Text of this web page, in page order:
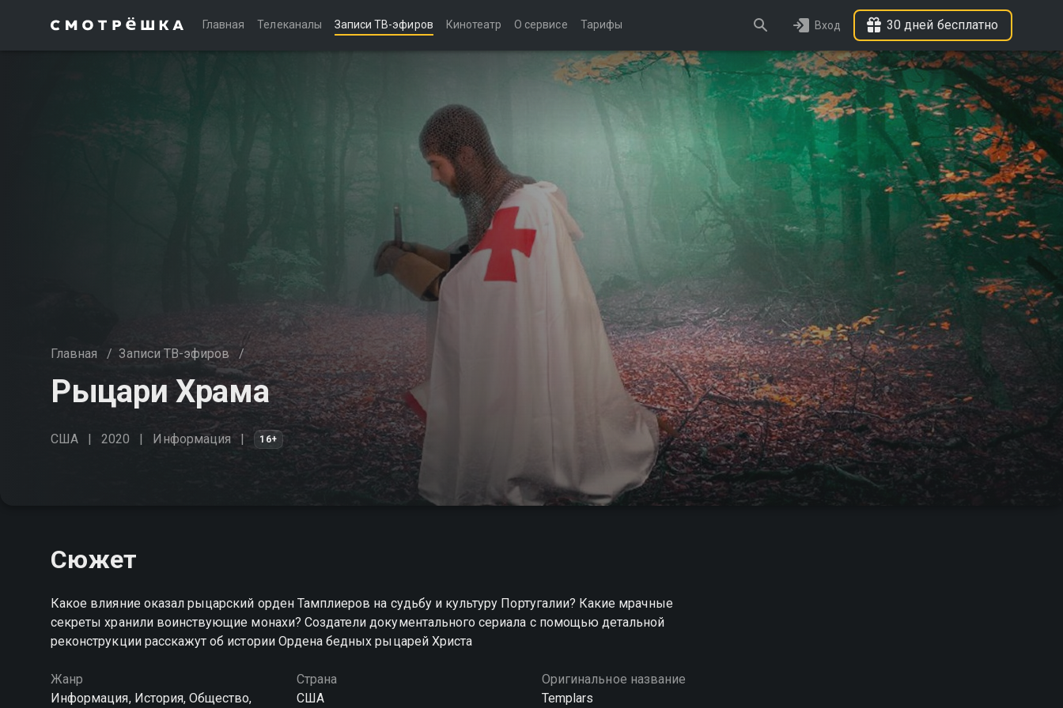
Главная Телеканалы Записи ТВ-эфиров Кинотеатр О сервисе Тарифы Вход 30 дней бесплатно
Главная / Записи ТВ-эфиров /
Рыцари Храма
США 2020 Информация 16+
Сюжет
Какое влияние оказал рыцарский орден Тамплиеров на судьбу и культуру Португалии? Какие мрачные
секреты хранили воинствующие монахи? Создатели документального сериала с помощью детальной
реконструкции расскажут об истории Ордена бедных рыцарей Христа
Жанр
Информация, История, Общество,
Страна
США
Оригинальное название
Templars